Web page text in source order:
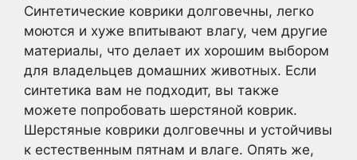
Синтетические коврики долговечны, легко
моются и хуже впитывают влагу, чем другие
материалы, что делает их хорошим выбором
для владельцев домашних животных. Если
синтетика вам не подходит, вы также
можете попробовать шерстяной коврик.
Шерстяные коврики долговечны и устойчивы
к естественным пятнам и влаге. Опять же,